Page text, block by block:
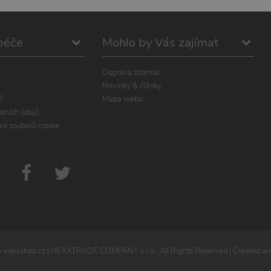
údajů
souborů cookie
Mohlo by Vás zajímat
Doprava zdarma
Novinky & články
Mapa webu
| HEXATRADE COMPANY s.r.o., All Rights Reserved | Created